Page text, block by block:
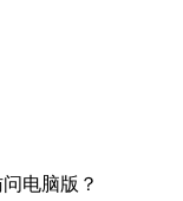
电脑版？